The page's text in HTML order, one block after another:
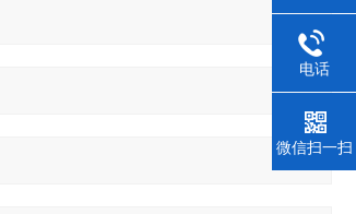
电话
微信扫一扫